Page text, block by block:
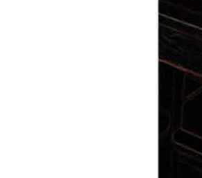
Panna cotta au coulis de kiwi